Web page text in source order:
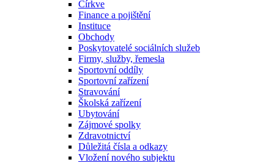
Církve
Finance a pojištění
Instituce
Obchody
Poskytovatelé sociálních služeb
Firmy, služby, řemesla
Sportovní oddíly
Sportovní zařízení
Stravování
Školská zařízení
Ubytování
Zájmové spolky
Zdravotnictví
Důležitá čísla a odkazy
Vložení nového subjektu